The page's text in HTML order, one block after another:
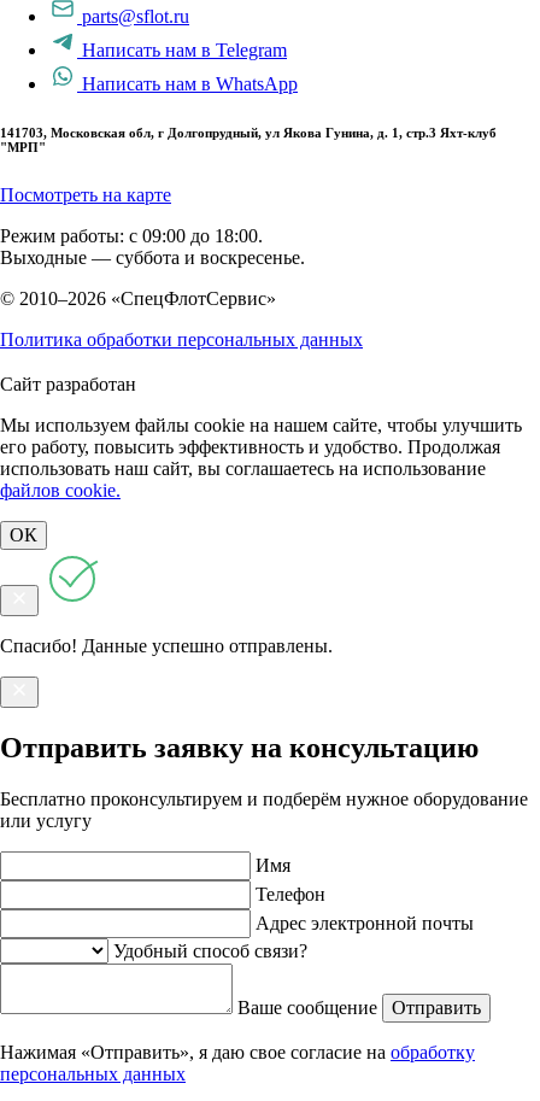
parts@sflot.ru
Написать нам в Telegram
Написать нам в WhatsApp
141703, Московская обл, г Долгопрудный, ул Якова Гунина, д. 1, стр.3 Яхт-клуб
"МРП"
Посмотреть на карте
Режим работы: с 09:00 до 18:00.
Выходные — суббота и воскресенье.
© 2010–2026 «СпецФлотСервис»
Политика обработки персональных данных
Сайт разработан
Мы используем файлы cookie на нашем сайте, чтобы улучшить
его работу, повысить эффективность и удобство. Продолжая
использовать наш сайт, вы соглашаетесь на использование
файлов cookie.
ОК
Спасибо! Данные успешно отправлены.
Отправить заявку на консультацию
Бесплатно проконсультируем и подберём нужное оборудование
или услугу
Имя
Телефон
Адрес электронной почты
Удобный способ связи?
Ваше сообщение Отправить
Нажимая «Отправить», я даю свое согласие на обработку
персональных данных